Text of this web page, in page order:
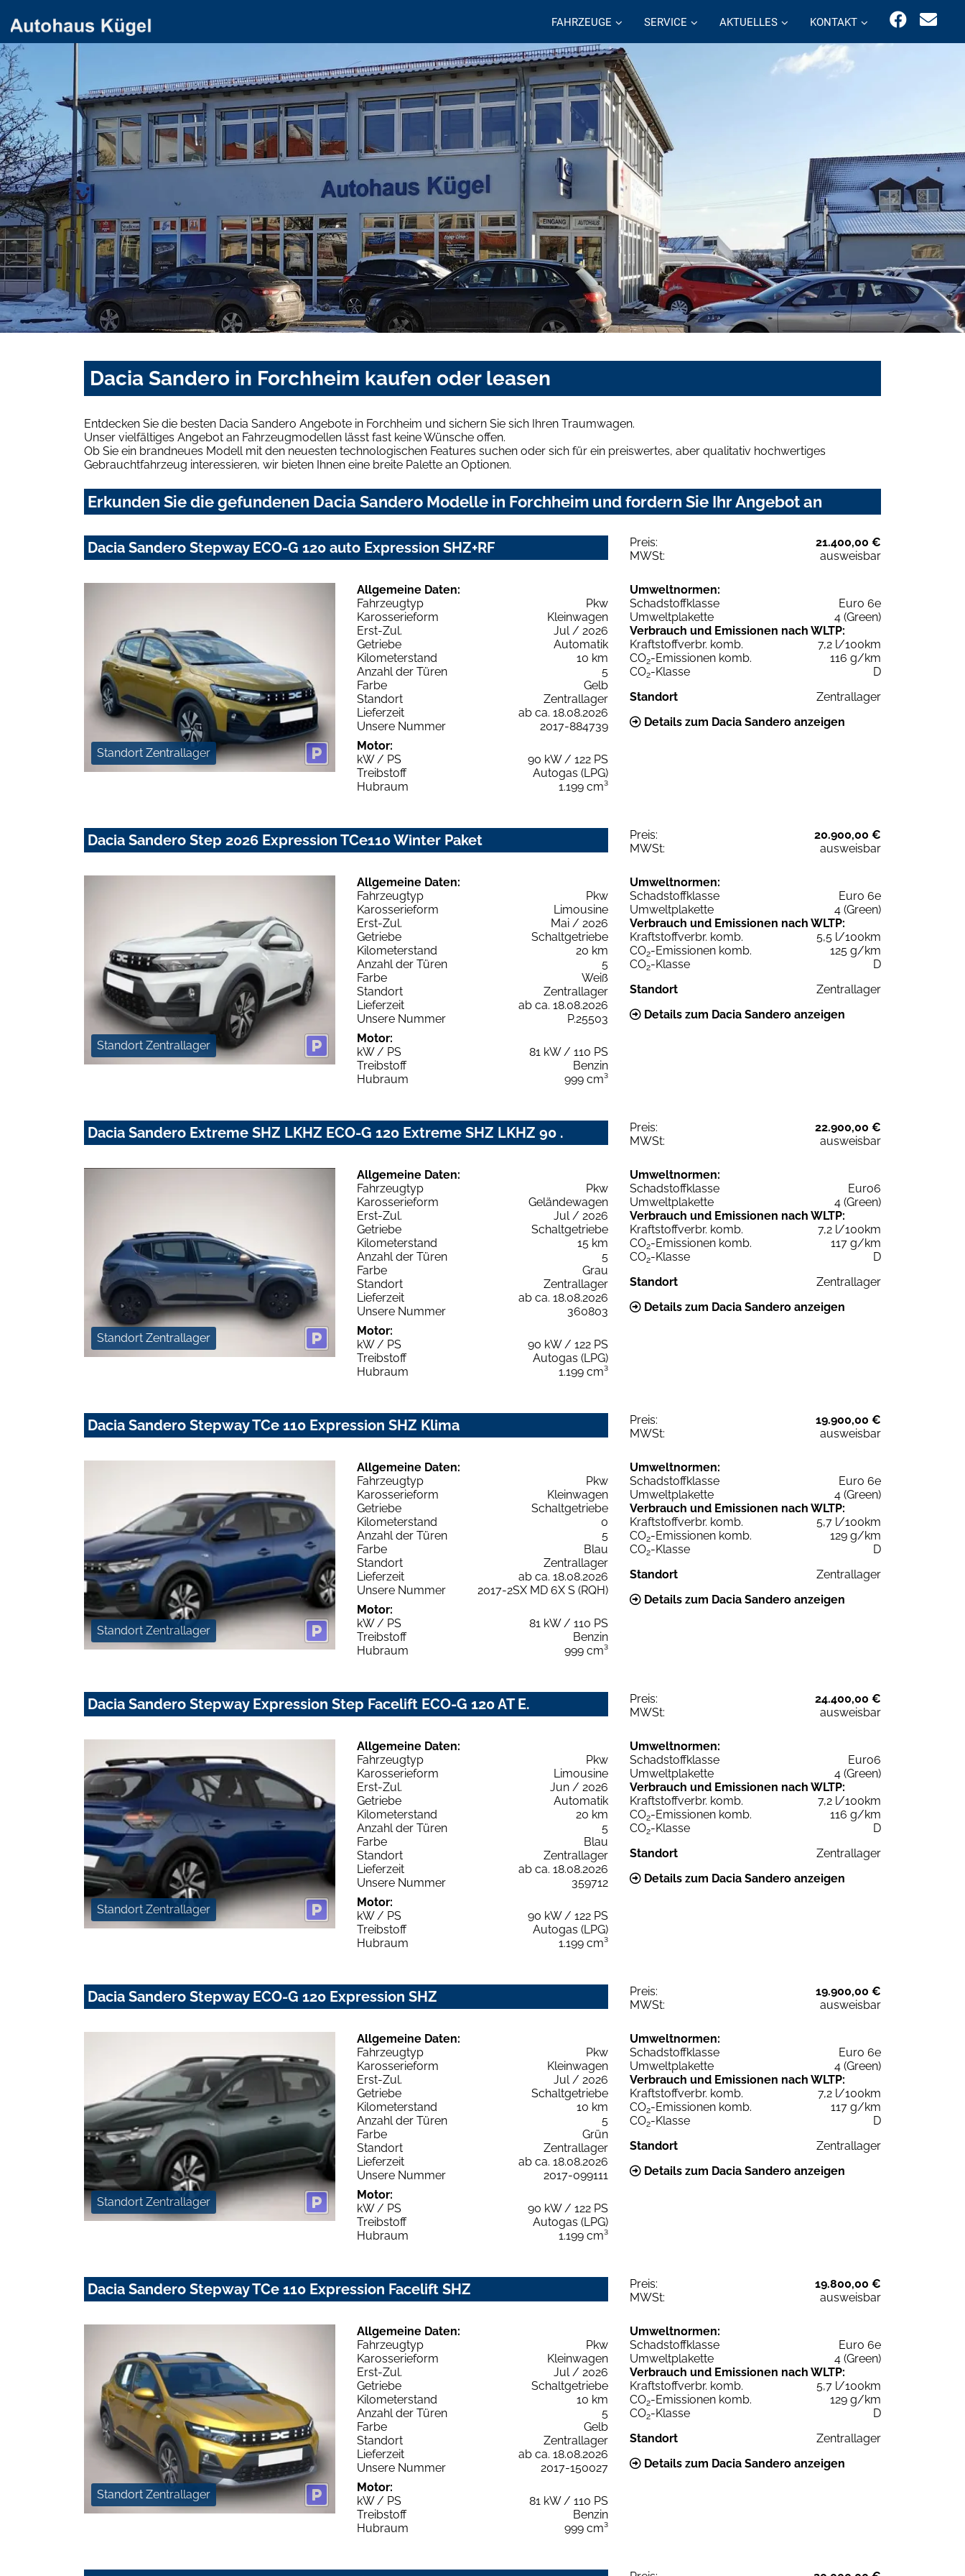
FAHRZEUGE SERVICE AKTUELLES KONTAKT
Dacia Sandero in Forchheim kaufen oder leasen
Entdecken Sie die besten Dacia Sandero Angebote in Forchheim und sichern Sie sich Ihren Traumwagen.
Unser vielfältiges Angebot an Fahrzeugmodellen lässt fast keine Wünsche offen.
Ob Sie ein brandneues Modell mit den neuesten technologischen Features suchen oder sich für ein preiswertes, aber qualitativ hochwertiges
Gebrauchtfahrzeug interessieren, wir bieten Ihnen eine breite Palette an Optionen.
Erkunden Sie die gefundenen Dacia Sandero Modelle in Forchheim und fordern Sie Ihr Angebot an
Dacia Sandero Stepway ECO-G 120 auto Expression SHZ+RF Preis:
21.400,00 €
MWSt:
ausweisbar
Standort Zentrallager
Allgemeine Daten:
Fahrzeugtyp
Pkw
Karosserieform
Kleinwagen
Erst-Zul.
Jul / 2026
Getriebe
Automatik
Kilometerstand
10 km
Anzahl der Türen
5
Farbe
Gelb
Standort
Zentrallager
Lieferzeit
ab ca. 18.08.2026
Unsere Nummer
2017-884739
Motor:
kW / PS
90 kW / 122 PS
Treibstoff
Autogas (LPG)
Hubraum
1.199 cm³
Umweltnormen:
Schadstoffklasse
Euro 6e
Umweltplakette
4 (Green)
Verbrauch und Emissionen nach WLTP:
Kraftstoffverbr. komb.
7,2 l/100km
CO2-Emissionen komb.
116 g/km
CO2-Klasse
D
Standort
Zentrallager
Details zum Dacia Sandero anzeigen
Dacia Sandero Step 2026 Expression TCe110 Winter Paket Preis:
20.900,00 €
MWSt:
ausweisbar
Standort Zentrallager
Allgemeine Daten:
Fahrzeugtyp
Pkw
Karosserieform
Limousine
Erst-Zul.
Mai / 2026
Getriebe
Schaltgetriebe
Kilometerstand
20 km
Anzahl der Türen
5
Farbe
Weiß
Standort
Zentrallager
Lieferzeit
ab ca. 18.08.2026
Unsere Nummer
P.25503
Motor:
kW / PS
81 kW / 110 PS
Treibstoff
Benzin
Hubraum
999 cm³
Umweltnormen:
Schadstoffklasse
Euro 6e
Umweltplakette
4 (Green)
Verbrauch und Emissionen nach WLTP:
Kraftstoffverbr. komb.
5,5 l/100km
CO2-Emissionen komb.
125 g/km
CO2-Klasse
D
Standort
Zentrallager
Details zum Dacia Sandero anzeigen
Dacia Sandero Extreme SHZ LKHZ ECO-G 120 Extreme SHZ LKHZ 90 . Preis:
22.900,00 €
MWSt:
ausweisbar
Standort Zentrallager
Allgemeine Daten:
Fahrzeugtyp
Pkw
Karosserieform
Geländewagen
Erst-Zul.
Jul / 2026
Getriebe
Schaltgetriebe
Kilometerstand
15 km
Anzahl der Türen
5
Farbe
Grau
Standort
Zentrallager
Lieferzeit
ab ca. 18.08.2026
Unsere Nummer
360803
Motor:
kW / PS
90 kW / 122 PS
Treibstoff
Autogas (LPG)
Hubraum
1.199 cm³
Umweltnormen:
Schadstoffklasse
Euro6
Umweltplakette
4 (Green)
Verbrauch und Emissionen nach WLTP:
Kraftstoffverbr. komb.
7,2 l/100km
CO2-Emissionen komb.
117 g/km
CO2-Klasse
D
Standort
Zentrallager
Details zum Dacia Sandero anzeigen
Dacia Sandero Stepway TCe 110 Expression SHZ Klima Preis:
19.900,00 €
MWSt:
ausweisbar
Standort Zentrallager
Allgemeine Daten:
Fahrzeugtyp
Pkw
Karosserieform
Kleinwagen
Getriebe
Schaltgetriebe
Kilometerstand
0
Anzahl der Türen
5
Farbe
Blau
Standort
Zentrallager
Lieferzeit
ab ca. 18.08.2026
Unsere Nummer
2017-2SX MD 6X S (RQH)
Motor:
kW / PS
81 kW / 110 PS
Treibstoff
Benzin
Hubraum
999 cm³
Umweltnormen:
Schadstoffklasse
Euro 6e
Umweltplakette
4 (Green)
Verbrauch und Emissionen nach WLTP:
Kraftstoffverbr. komb.
5,7 l/100km
CO2-Emissionen komb.
129 g/km
CO2-Klasse
D
Standort
Zentrallager
Details zum Dacia Sandero anzeigen
Dacia Sandero Stepway Expression Step Facelift ECO-G 120 AT E. Preis:
24.400,00 €
MWSt:
ausweisbar
Standort Zentrallager
Allgemeine Daten:
Fahrzeugtyp
Pkw
Karosserieform
Limousine
Erst-Zul.
Jun / 2026
Getriebe
Automatik
Kilometerstand
20 km
Anzahl der Türen
5
Farbe
Blau
Standort
Zentrallager
Lieferzeit
ab ca. 18.08.2026
Unsere Nummer
359712
Motor:
kW / PS
90 kW / 122 PS
Treibstoff
Autogas (LPG)
Hubraum
1.199 cm³
Umweltnormen:
Schadstoffklasse
Euro6
Umweltplakette
4 (Green)
Verbrauch und Emissionen nach WLTP:
Kraftstoffverbr. komb.
7,2 l/100km
CO2-Emissionen komb.
116 g/km
CO2-Klasse
D
Standort
Zentrallager
Details zum Dacia Sandero anzeigen
Dacia Sandero Stepway ECO-G 120 Expression SHZ Preis:
19.900,00 €
MWSt:
ausweisbar
Standort Zentrallager
Allgemeine Daten:
Fahrzeugtyp
Pkw
Karosserieform
Kleinwagen
Erst-Zul.
Jul / 2026
Getriebe
Schaltgetriebe
Kilometerstand
10 km
Anzahl der Türen
5
Farbe
Grün
Standort
Zentrallager
Lieferzeit
ab ca. 18.08.2026
Unsere Nummer
2017-099111
Motor:
kW / PS
90 kW / 122 PS
Treibstoff
Autogas (LPG)
Hubraum
1.199 cm³
Umweltnormen:
Schadstoffklasse
Euro 6e
Umweltplakette
4 (Green)
Verbrauch und Emissionen nach WLTP:
Kraftstoffverbr. komb.
7,2 l/100km
CO2-Emissionen komb.
117 g/km
CO2-Klasse
D
Standort
Zentrallager
Details zum Dacia Sandero anzeigen
Dacia Sandero Stepway TCe 110 Expression Facelift SHZ Preis:
19.800,00 €
MWSt:
ausweisbar
Standort Zentrallager
Allgemeine Daten:
Fahrzeugtyp
Pkw
Karosserieform
Kleinwagen
Erst-Zul.
Jul / 2026
Getriebe
Schaltgetriebe
Kilometerstand
10 km
Anzahl der Türen
5
Farbe
Gelb
Standort
Zentrallager
Lieferzeit
ab ca. 18.08.2026
Unsere Nummer
2017-150027
Motor:
kW / PS
81 kW / 110 PS
Treibstoff
Benzin
Hubraum
999 cm³
Umweltnormen:
Schadstoffklasse
Euro 6e
Umweltplakette
4 (Green)
Verbrauch und Emissionen nach WLTP:
Kraftstoffverbr. komb.
5,7 l/100km
CO2-Emissionen komb.
129 g/km
CO2-Klasse
D
Standort
Zentrallager
Details zum Dacia Sandero anzeigen